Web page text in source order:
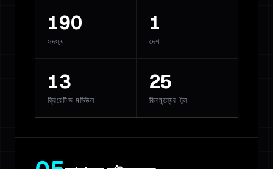
190
সদস্য
1
দেশ
13
ক্রিয়েটিভ মডিউল
25
বিনামূল্যের টুল